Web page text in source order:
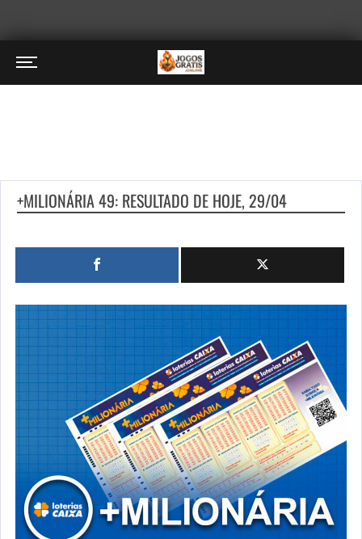
+MILIONÁRIA 49: RESULTADO DE HOJE, 29/04